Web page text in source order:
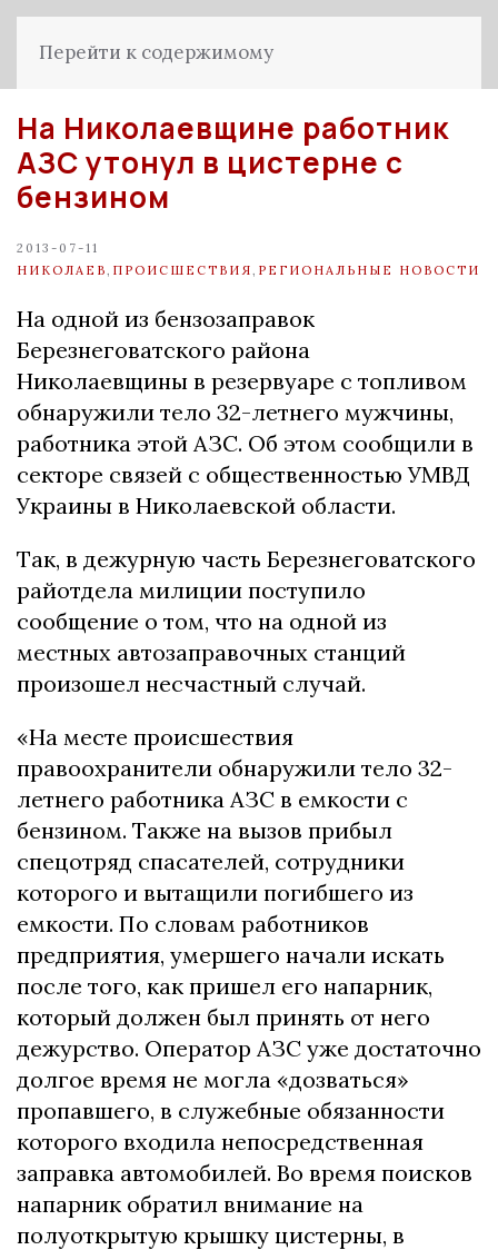
Перейти к содержимому
На Николаевщине работник
АЗС утонул в цистерне с
бензином
2013-07-11
НИКОЛАЕВ ПРОИСШЕСТВИЯ РЕГИОНАЛЬНЫЕ НОВОСТИ
На одной из бензозаправок
Березнеговатского района
Николаевщины в резервуаре с топливом
обнаружили тело 32-летнего мужчины,
работника этой АЗС. Об этом сообщили в
секторе связей с общественностью УМВД
Украины в Николаевской области.
Так, в дежурную часть Березнеговатского
райотдела милиции поступило
сообщение о том, что на одной из
местных автозаправочных станций
произошел несчастный случай.
«На месте происшествия
правоохранители обнаружили тело 32-
летнего работника АЗС в емкости с
бензином. Также на вызов прибыл
спецотряд спасателей, сотрудники
которого и вытащили погибшего из
емкости. По словам работников
предприятия, умершего начали искать
после того, как пришел его напарник,
который должен был принять от него
дежурство. Оператор АЗС уже достаточно
долгое время не могла «дозваться»
пропавшего, в служебные обязанности
которого входила непосредственная
заправка автомобилей. Во время поисков
напарник обратил внимание на
полуоткрытую крышку цистерны, в